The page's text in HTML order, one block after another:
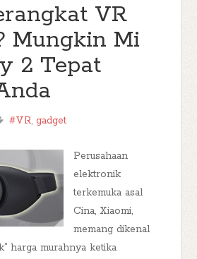
VR
Mungkin Mi
2 Tepat
#VR,gadget
Perusahaan
elektronik
terkemuka asal
Cina, Xiaomi,
memang dikenal
harga murahnya ketika